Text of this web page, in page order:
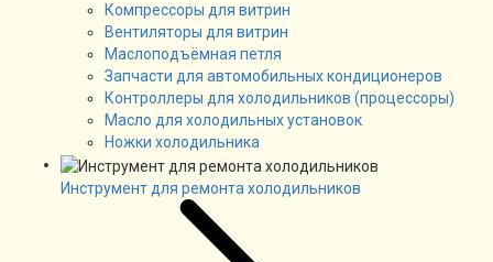
Компрессоры для витрин
Вентиляторы для витрин
Маслоподъёмная петля
Запчасти для автомобильных кондиционеров
Контроллеры для холодильников (процессоры)
Масло для холодильных установок
Ножки холодильника
Инструмент для ремонта холодильников